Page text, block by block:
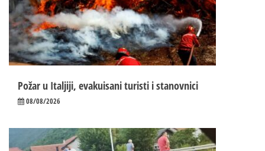
Požar u Italjiji, evakuisani turisti i stanovnici
08/08/2026